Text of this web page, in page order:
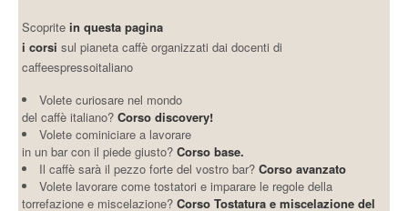
Scopritein questa pagina
i corsi sul pianeta caffè organizzati dai docenti di
caffeespressoitaliano
Volete curiosare nel mondo
del caffè italiano? Corso discovery!
Volete cominiciare a lavorare
in un bar con il piede giusto? Corso base.
Il caffè sarà il pezzo forte del vostro bar?Corso avanzato
Volete lavorare come tostatori e imparare le regole della
torrefazione e miscelazione?Corso Tostatura e miscelazione del